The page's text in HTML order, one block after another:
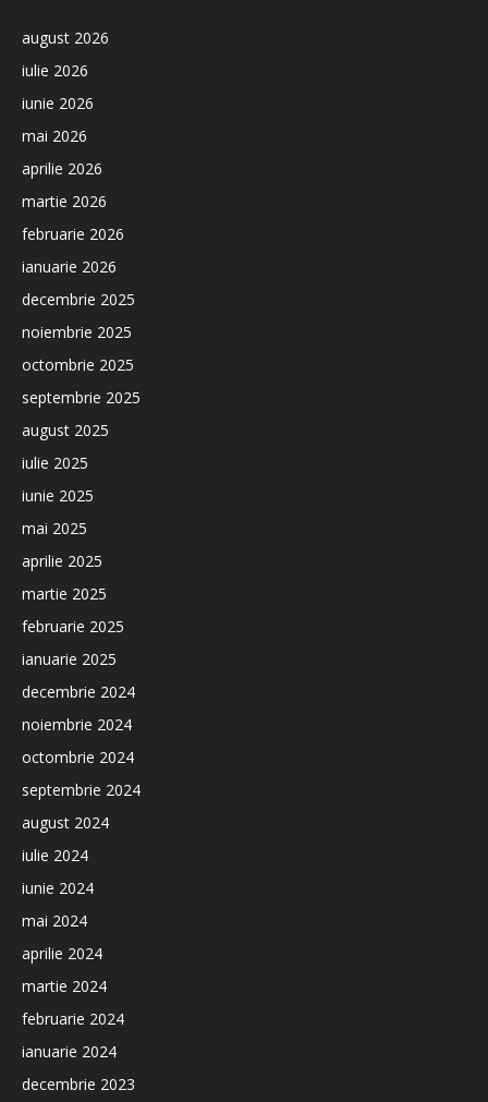
august 2026
iulie 2026
iunie 2026
mai 2026
aprilie 2026
martie 2026
februarie 2026
ianuarie 2026
decembrie 2025
noiembrie 2025
octombrie 2025
septembrie 2025
august 2025
iulie 2025
iunie 2025
mai 2025
aprilie 2025
martie 2025
februarie 2025
ianuarie 2025
decembrie 2024
noiembrie 2024
octombrie 2024
septembrie 2024
august 2024
iulie 2024
iunie 2024
mai 2024
aprilie 2024
martie 2024
februarie 2024
ianuarie 2024
decembrie 2023